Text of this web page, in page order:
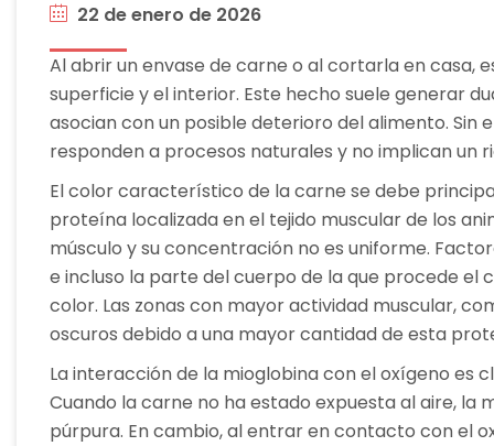
22 de enero de 2026
Al abrir un envase de carne o al cortarla en casa,
superficie y el interior. Este hecho suele generar
asocian con un posible deterioro del alimento. Sin
responden a procesos naturales y no implican un
El color característico de la carne se debe
proteína localizada en el tejido muscular de los
músculo y su concentración no es uniforme.
e incluso la parte del cuerpo de la que procede
color. Las zonas con mayor actividad muscular,
oscuros debido a una mayor cantidad de esta
La interacción de la mioglobina con el oxígeno es
Cuando la carne no ha estado expuesta al aire, la
púrpura. En cambio, al entrar en contacto con el